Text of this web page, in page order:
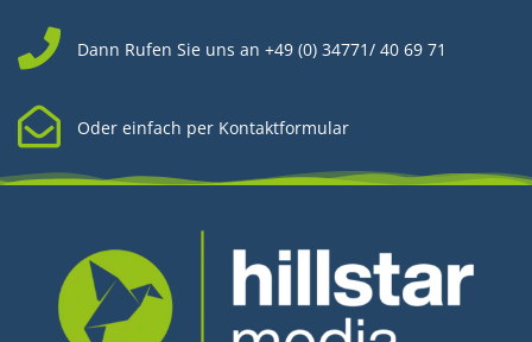
Dann Rufen Sie uns an +49 (0) 34771/ 40 69 71
Oder einfach per Kontaktformular